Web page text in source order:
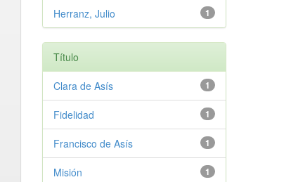
1
Herranz, Julio
Título
1
Clara de Asís
1
Fidelidad
1
Francisco de Asís
1
Misión